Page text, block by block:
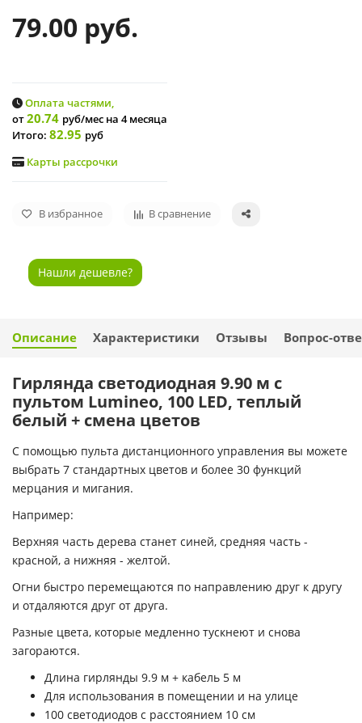
79.00 руб.
Оплата частями,
от20.74 руб/мес на 4 месяца
Итого: 82.95 руб
Карты рассрочки
В избранное В сравнение
Нашли дешевле?
Описание Характеристики Отзывы Вопрос-
Гирлянда светодиодная 9.90 м с
пультом Lumineo, 100 LED, теплый
белый + смена цветов
С помощью пульта дистанционного управления вы можете
выбрать 7 стандартных цветов и более 30 функций
мерцания и мигания.
Например:
Верхняя часть дерева станет синей, средняя часть -
красной, а нижняя - желтой.
Огни быстро перемещаются по направлению друг к другу
и отдаляются друг от друга.
Разные цвета, которые медленно тускнеют и снова
загораются.
Длина гирлянды 9.9 м + кабель 5 м
Для использования в помещении и на улице
100 светодиодов с расстоянием 10 см